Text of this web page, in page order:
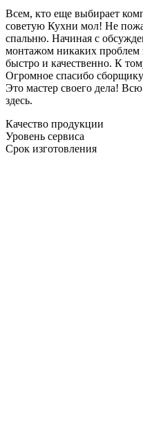
Всем, кто еще выбирает
советую Кухни мол! Не
спальню. Начиная с
монтажом никаких проблем
быстро и качественно. К
Огромное спасибо сборщику
Это мастер своего дела! Всю
здесь.
Качество продукции
Уровень сервиса
Срок изготовления